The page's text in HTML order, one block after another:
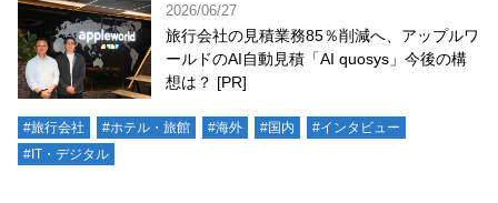
2026/06/27
旅行会社の見積業務85％削減へ、アップルワ
ールドのAI自動見積「AI quosys」今後の構
想は？ [PR]
#旅行会社 #ホテル・旅館 #海外 #国内
#インタビュー
#IT・デジタル